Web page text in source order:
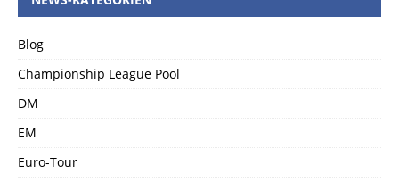
Blog
Championship League Pool
DM
EM
Euro-Tour